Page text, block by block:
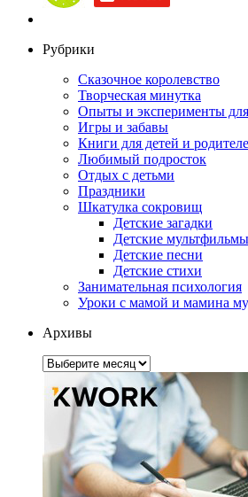
Рубрики
Сказочное королевство
Творческая минутка
Опыты и эксперименты для
Игры и забавы
Книги для детей и
Любимый подросток
Отдых с детьми
Праздники
Шкатулка сокровищ
Детские загадки
Детские мультфильмы
Детские песни
Детские стихи
Занимательная психология
Уроки с мамой и мамина
Архивы
Архивы